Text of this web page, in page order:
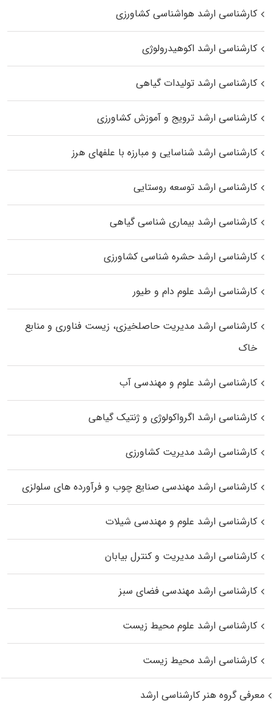
کارشناسی ارشد هواشناسی کشاورزی
کارشناسی ارشد اکوهیدرولوژی
کارشناسی ارشد تولیدات گیاهی
کارشناسی ارشد ترویج و آموزش کشاورزی
کارشناسی ارشد شناسایی و مبارزه با علفهای هرز
کارشناسی ارشد توسعه روستایی
کارشناسی ارشد بیماری‌ شناسی گیاهی
کارشناسی ارشد حشره‌ شناسی کشاورزی
کارشناسی ارشد علوم دام و طیور
کارشناسی ارشد مدیریت حاصلخیزی، زیست فناوری و منابع
خاک
کارشناسی ارشد علوم و مهندسی آب
کارشناسی ارشد اگرواکولوژی و ژنتیک گیاهی
کارشناسی ارشد مدیریت کشاورزی
کارشناسی ارشد مهندسی صنایع چوب و فرآورده‌ های سلولزی
کارشناسی ارشد علوم و مهندسی شیلات
کارشناسی ارشد مدیریت و کنترل بیابان
کارشناسی ارشد مهندسی فضای سبز
کارشناسی ارشد علوم محیط‌ زیست
کارشناسی ارشد محیط زیست
معرفی گروه هنر کارشناسی ارشد